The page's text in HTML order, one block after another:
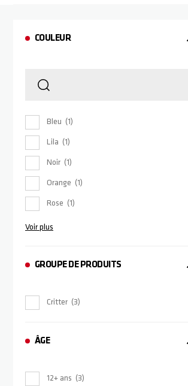
COULEUR
Bleu 1
Lila 1
Noir 1
Orange 1
Rose 1
Voir plus
GROUPE DE PRODUITS
Critter 3
ÂGE
12+ ans 3